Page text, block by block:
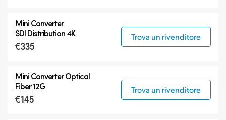
Mini Converter
SDI Distribution 4K
€335
Trova un rivenditore
Mini Converter Optical
Fiber 12G
€145
Trova un rivenditore